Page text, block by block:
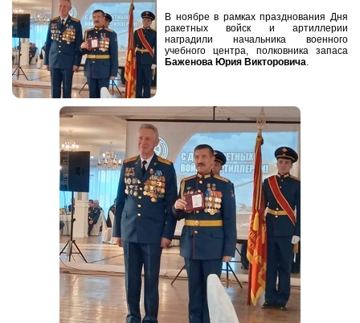
В ноябре в рамках празднования Дня
ракетных войск и артиллерии
наградили начальника военного
учебного центра, полковника запаса
Баженова Юрия Викторовича.